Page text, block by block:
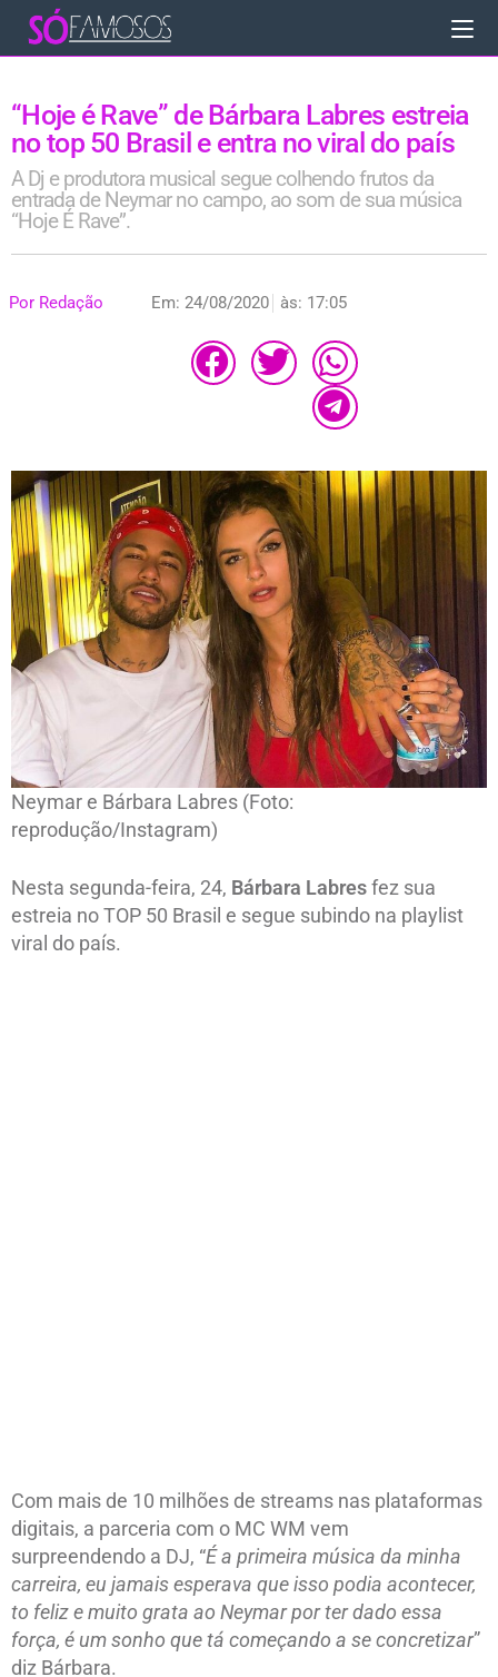
“Hoje é Rave” de Bárbara Labres estreia
no top 50 Brasil e entra no viral do país
A Dj e produtora musical segue colhendo frutos da
entrada de Neymar no campo, ao som de sua música
“Hoje É Rave”.
Por Redação Em: 24/08/2020 às: 17:05
Neymar e Bárbara Labres (Foto:
reprodução/Instagram)
Nesta segunda-feira, 24, Bárbara Labresfez sua
estreia no TOP 50 Brasil e segue subindo na playlist
viral do país.
Com mais de 10 milhões de streams nas plataformas
digitais, a parceria com o MC WM vem
surpreendendo a DJ, “É a primeira música da minha
carreira, eu jamais esperava que isso podia acontecer,
to feliz e muito grata ao Neymar por ter dado essa
força, é um sonho que tá começando a se concretizar”
diz Bárbara.